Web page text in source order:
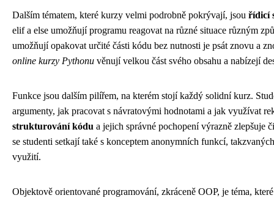
Dalším tématem, které kurzy velmi podrobně pokrývají, jsou řídicí
elif a else umožňují programu reagovat na různé situace různým
umožňují opakovat určité části kódu bez nutnosti je psát znovu a
online kurzy Pythonu věnují velkou část svého obsahu a nabízejí
Funkce jsou dalším pilířem, na kterém stojí každý solidní kurz.
argumenty, jak pracovat s návratovými hodnotami a jak využívat
strukturování kódu a jejich správné pochopení výrazně zlepšuje
se studenti setkají také s konceptem anonymních funkcí,
využití.
Objektově orientované programování, zkráceně OOP, je téma,